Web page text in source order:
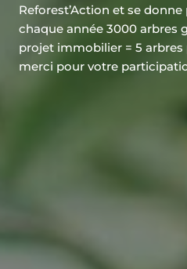
Reforest’Action et se
chaque année 3000 arbres
projet immobilier = 5 arbres
merci pour votre